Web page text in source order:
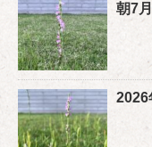
朝7
2026